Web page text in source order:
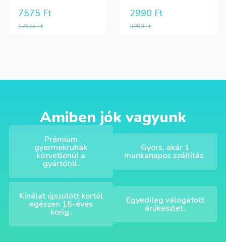
12625Ft
7575 Ft
3990Ft
2990 Ft
Amiben jók vagyunk
Prémium
gyermekruhák
közvetlenül a
gyártótól.
Gyors, akár 1
munkanapos szállítás.
Kínálat újszülött kortól
egészen 16-éves
korig.
Egyedileg válogatott
árúkészlet.